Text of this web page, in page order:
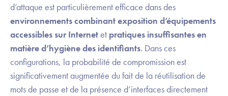
d’attaque est particulièrement efficace dans des
environnements combinant exposition d’équipements
accessibles sur Internetet pratiques insuffisantes en
matière d’hygiène des identifiants. Dans ces
configurations, la probabilité de compromission est
significativement augmentée du fait de la réutilisation de
mots de passe et de la présence d’interfaces directement